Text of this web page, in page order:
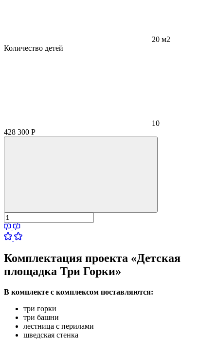
20 м2
Количество детей
10
428 300 Р
Комплектация проекта «Детская
площадка Три Горки»
В комплекте с комплексом поставляются:
три горки
три башни
лестница с перилами
шведская стенка